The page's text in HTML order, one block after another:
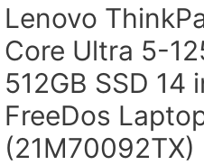
Lenovo
Core Ultra 5-
512GB SSD 14
FreeDos
(21M70092TX)